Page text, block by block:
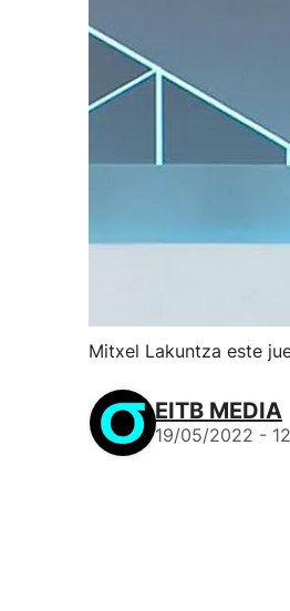
Mitxel Lakuntza este
EITB MEDIA
19/05/2022 -